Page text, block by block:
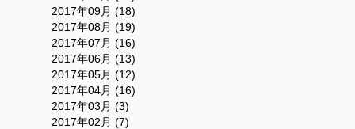
2017年09月 (18)
2017年08月 (19)
2017年07月 (16)
2017年06月 (13)
2017年05月 (12)
2017年04月 (16)
2017年03月 (3)
2017年02月 (7)